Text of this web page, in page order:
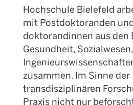
Hochschule Bielefeld
mit Postdoktoranden
doktorandinnen aus den
Gesundheit,
zusammen. Im Sinne der
transdisziplinären
Praxis nicht nur